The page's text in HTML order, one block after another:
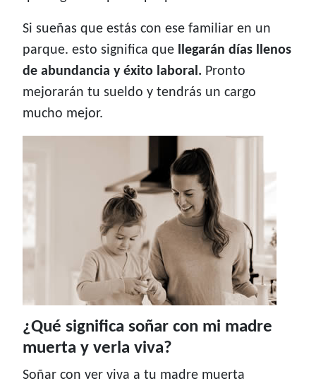
Si sueñas que estás con ese familiar en un
parque. esto significa que llegarán días llenos
de abundancia y éxito laboral. Pronto
mejorarán tu sueldo y tendrás un cargo
mucho mejor.
¿Qué significa soñar con mi madre
muerta y verla viva?
Soñar con ver viva a tu madre muerta